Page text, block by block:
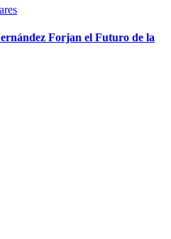
Forjan el Futuro de la